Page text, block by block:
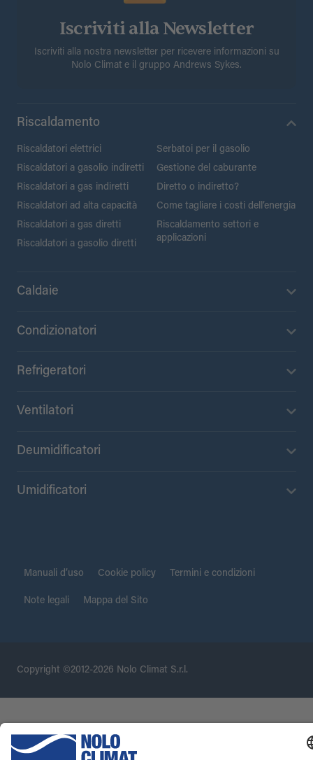
Iscriviti alla Newsletter
Iscriviti alla nostra newsletter per ricevere informazioni su
Nolo Climat e il gruppo Andrews Sykes.
Riscaldamento
Riscaldatori elettrici
Riscaldatori a gasolio indiretti
Riscaldatori a gas indiretti
Riscaldatori ad alta capacità
Riscaldatori a gas diretti
Riscaldatori a gasolio diretti
Serbatoi per il gasolio
Gestione del caburante
Diretto o indiretto?
Come tagliare i costi dell’energia
Riscaldamento settori e
applicazioni
Caldaie
Condizionatori
Refrigeratori
Ventilatori
Deumidificatori
Umidificatori
Manuali d’uso Cookie policy Termini e condizioni
Note legali Mappa del Sito
Copyright ©2012-2026 Nolo Climat S.r.l.